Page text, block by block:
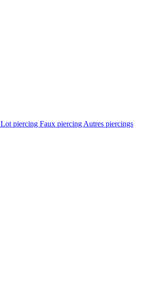
Lot piercing Faux piercing Autres piercings